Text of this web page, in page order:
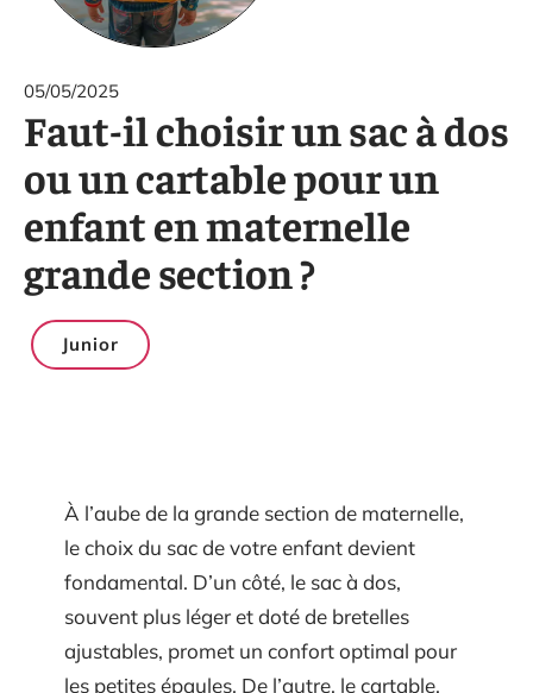
05/05/2025
Faut-il choisir un sac à dos
ou un cartable pour un
enfant en maternelle
grande section ?
Junior
À l’aube de la grande section de maternelle,
le choix du sac de votre enfant devient
fondamental. D’un côté, le sac à dos,
souvent plus léger et doté de bretelles
ajustables, promet un confort optimal pour
les petites épaules. De l’autre, le cartable,